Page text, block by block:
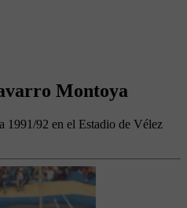
Montoya
92 en el Estadio de Vélez